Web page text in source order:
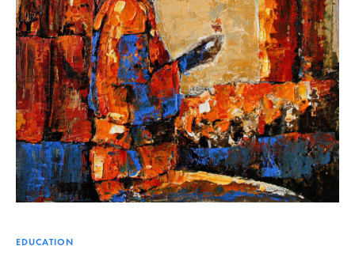
EDUCATION